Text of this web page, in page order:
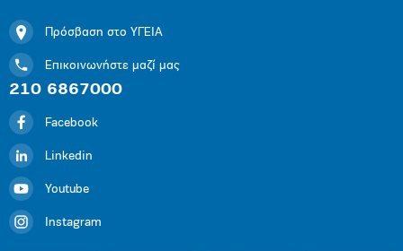
Πρόσβαση στο ΥΓΕΙΑ
Επικοινωνήστε μαζί μας
210 6867000
Facebook
Linkedin
Youtube
Instagram